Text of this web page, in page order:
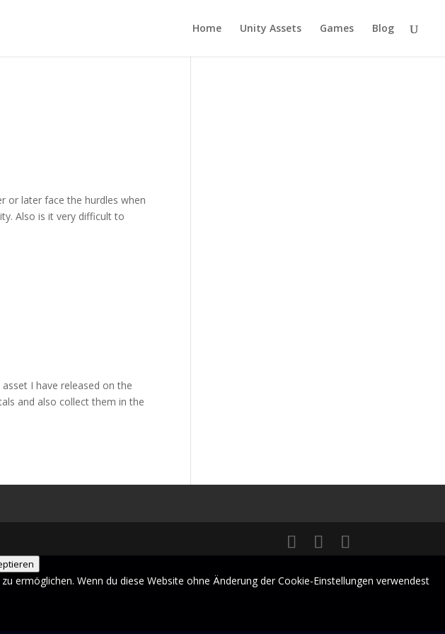
Home Unity Assets Games Blog
or later face the hurdles when
Also is it very difficult to
I have released on the
and also collect them in the
ermöglichen. Wenn du diese Website ohne Änderung der Cookie-Einstellungen verwendest